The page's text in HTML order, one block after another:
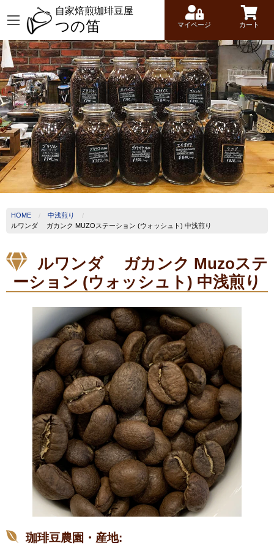
自家焙煎珈琲豆屋
つの笛 マイページ カート
HOME
中浅煎り
ルワンダ ガカンク MUZOステーション (ウォッシュト) 中浅煎り
ルワンダ ガカンク Muzoステ
ーション (ウォッシュト) 中浅煎り
珈琲豆農園・産地: